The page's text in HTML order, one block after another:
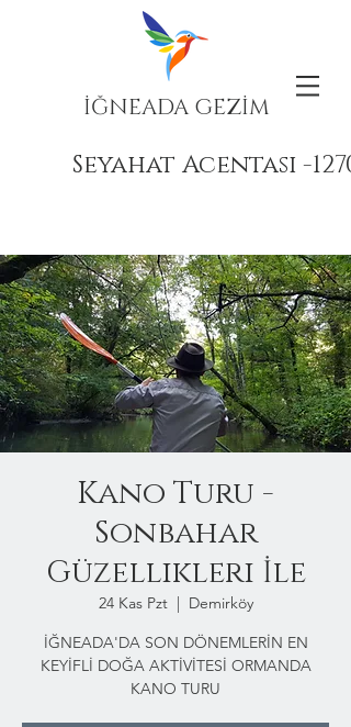
İĞNEADA GEZİM
Seyahat Acentası -
Kano Turu -
Sonbahar
Güzellikleri İle
24 Kas Pzt
  |
Demirköy
İĞNEADA'DA SON DÖNEMLERİN EN
KEYİFLİ DOĞA AKTİVİTESİ ORMANDA
KANO TURU